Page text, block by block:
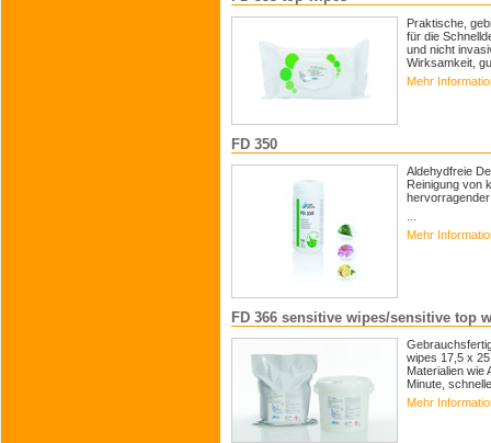
Praktische,
für die
und nicht
Wirksamkeit,
Mehr
FD 350
Aldehydfreie
Reinigung von
Mehr
FD 366 sensitive wipes/sensitive top
wipes 17,5 x
Materialien wie
Minute,
Mehr